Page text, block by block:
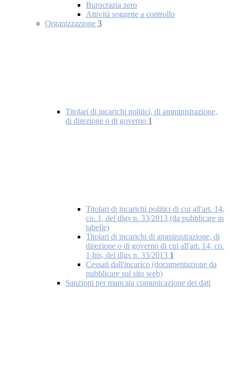
Burocrazia zero
Attività soggette a controllo
Organizzazione 3
Titolari di incarichi politici, di amministrazione,
di direzione o di governo 1
Titolari di incarichi politici di cui all'art. 14,
co. 1, del dlgs n. 33/2013 (da pubblicare in
tabelle)
Titolari di incarichi di amministrazione, di
direzione o di governo di cui all'art. 14, co.
1-bis, del dlgs n. 33/2013 1
Cessati dall'incarico (documentazione da
pubblicare sul sito web)
Sanzioni per mancata comunicazione dei dati